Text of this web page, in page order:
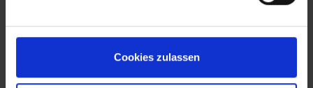
Cookies zulassen
Erste urkundliche Marktnennung von